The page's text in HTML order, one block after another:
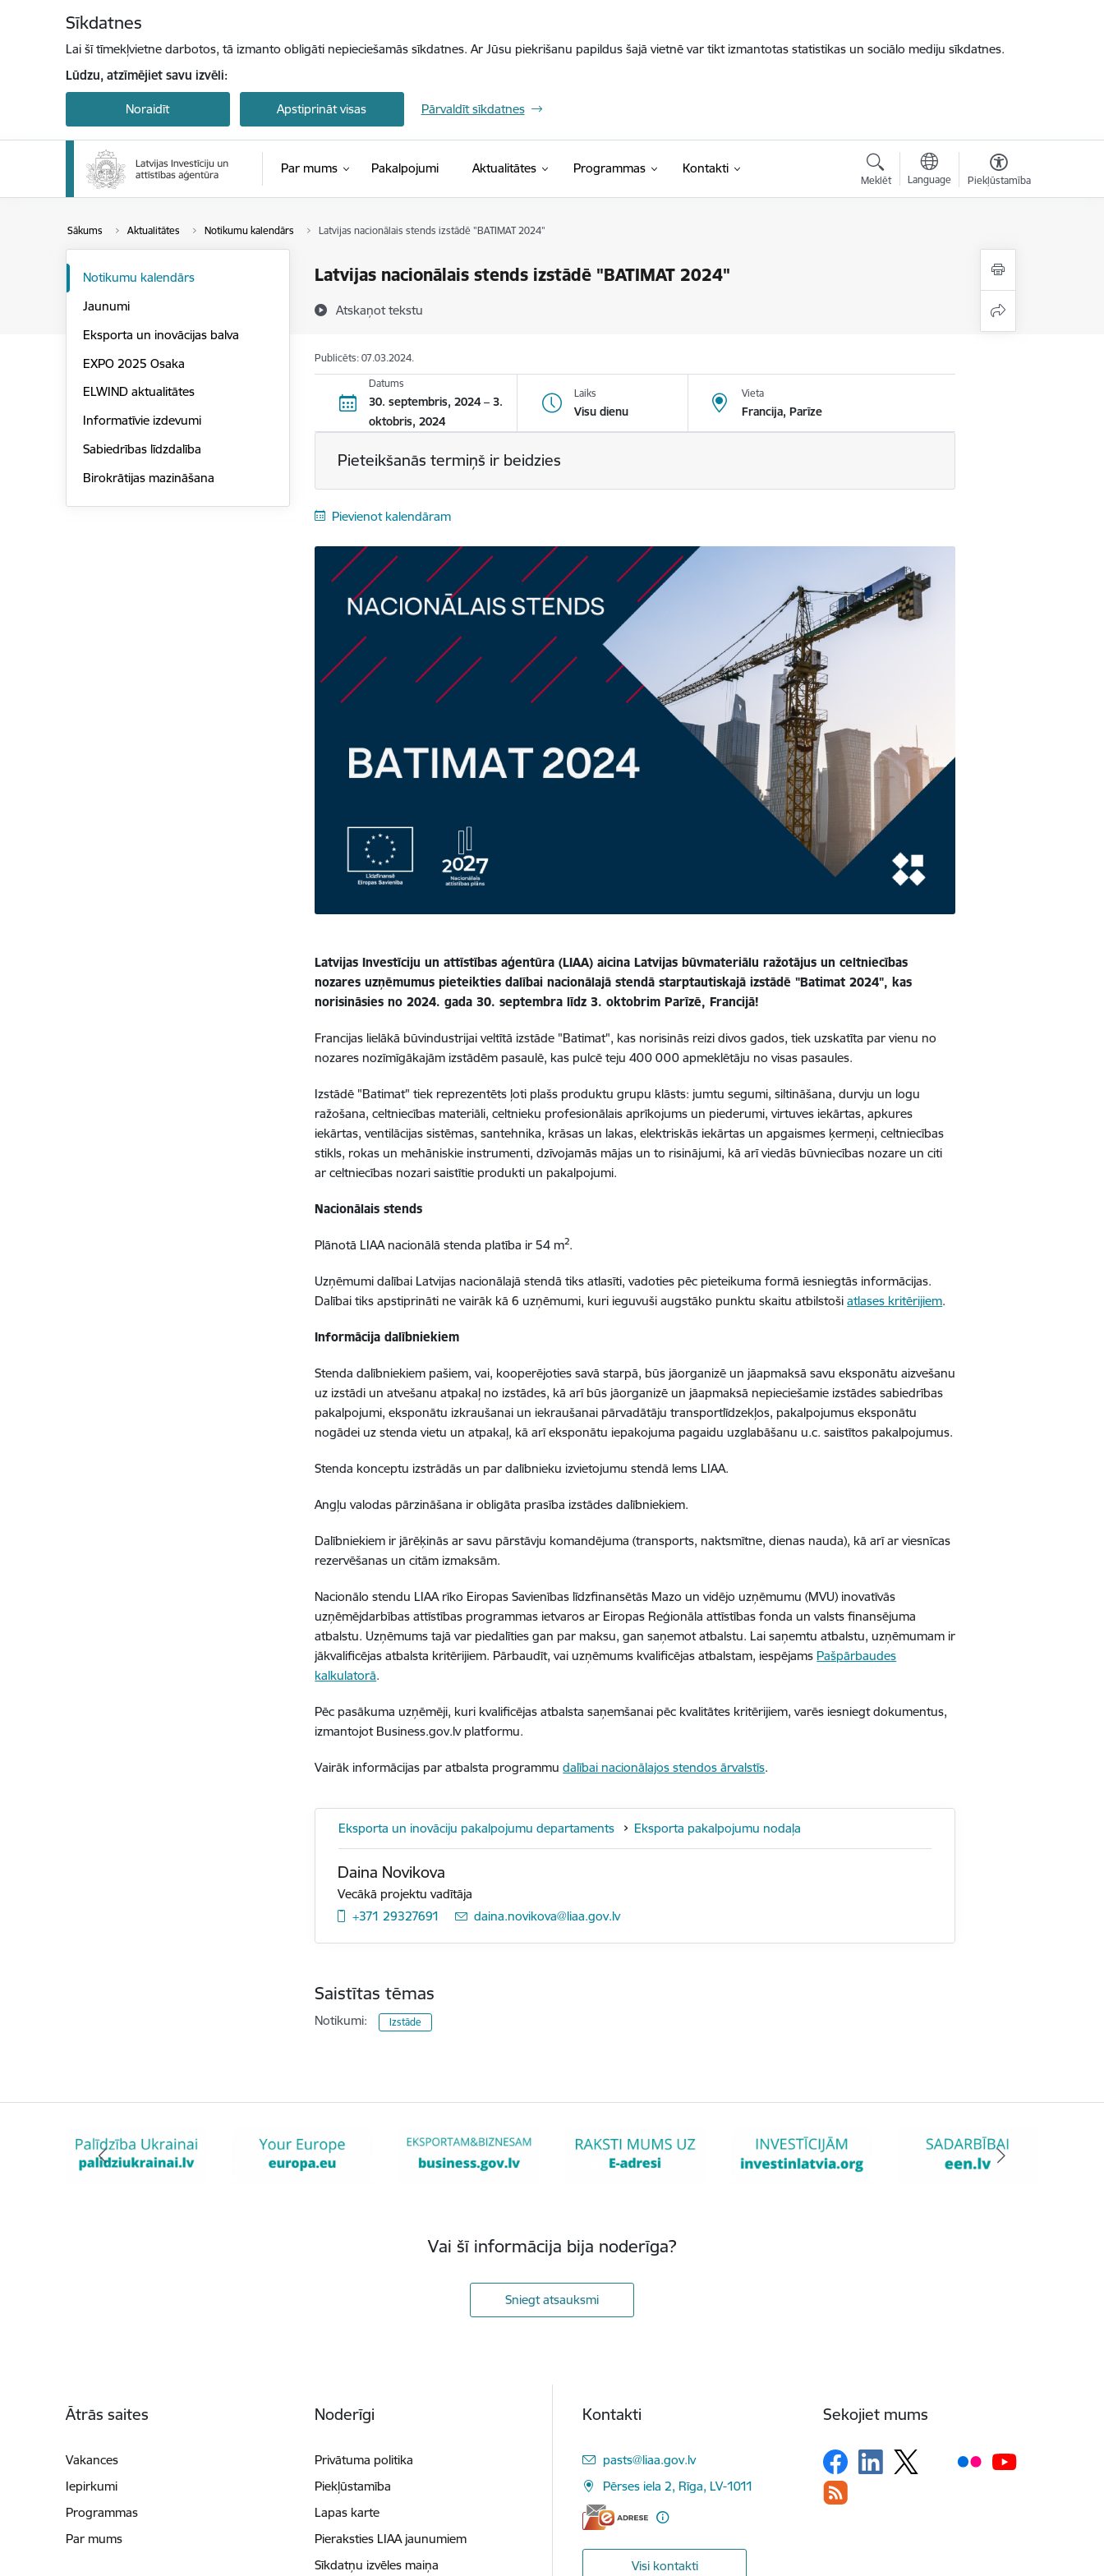
Sīkdatnes
Lai šī tīmekļvietne darbotos, tā izmanto obligāti nepieciešamās sīkdatnes. Ar Jūsu piekrišanu papildus šajā vietnē var tikt izmantotas statistikas un sociālo mediju sīkdatnes.
Lūdzu, atzīmējiet savu izvēli:
Noraidīt Apstiprināt visas Pārvaldīt sīkdatnes
Par mums Pakalpojumi Aktualitātes Programmas Kontakti
Meklēt Language Piekļūstamība
Sākums Aktualitātes Notikumu kalendārs Latvijas nacionālais stends izstādē "BATIMAT 2024"
Latvijas nacionālais stends izstādē "BATIMAT 2024"
Atskaņot tekstu
Notikumu kalendārs
Jaunumi
Eksporta un inovācijas balva
EXPO 2025 Osaka
ELWIND aktualitātes
Informatīvie izdevumi
Sabiedrības līdzdalība
Birokrātijas mazināšana
Publicēts: 07.03.2024.
Datums
30. septembris, 2024 – 3.
oktobris, 2024
Laiks
Visu dienu
Vieta
Francija, Parīze
Pieteikšanās termiņš ir beidzies
Pievienot kalendāram
Latvijas Investīciju un attīstības aģentūra (LIAA) aicina Latvijas būvmateriālu ražotājus un celtniecības
nozares uzņēmumus pieteikties dalībai nacionālajā stendā starptautiskajā izstādē "Batimat 2024", kas
norisināsies no 2024. gada 30. septembra līdz 3. oktobrim Parīzē, Francijā!
Francijas lielākā būvindustrijai veltītā izstāde "Batimat", kas norisinās reizi divos gados, tiek uzskatīta par vienu no
nozares nozīmīgākajām izstādēm pasaulē, kas pulcē teju 400 000 apmeklētāju no visas pasaules.
Izstādē "Batimat" tiek reprezentēts ļoti plašs produktu grupu klāsts: jumtu segumi, siltināšana, durvju un logu
ražošana, celtniecības materiāli, celtnieku profesionālais aprīkojums un piederumi, virtuves iekārtas, apkures
iekārtas, ventilācijas sistēmas, santehnika, krāsas un lakas, elektriskās iekārtas un apgaismes ķermeņi, celtniecības
stikls, rokas un mehāniskie instrumenti, dzīvojamās mājas un to risinājumi, kā arī viedās būvniecības nozare un citi
ar celtniecības nozari saistītie produkti un pakalpojumi.
Nacionālais stends
Plānotā LIAA nacionālā stenda platība ir 54 m2.
Uzņēmumi dalībai Latvijas nacionālajā stendā tiks atlasīti, vadoties pēc pieteikuma formā iesniegtās informācijas.
Dalībai tiks apstiprināti ne vairāk kā 6 uzņēmumi, kuri ieguvuši augstāko punktu skaitu atbilstošiatlases kritērijiem.
Informācija dalībniekiem
Stenda dalībniekiem pašiem, vai, kooperējoties savā starpā, būs jāorganizē un jāapmaksā savu eksponātu aizvešanu
uz izstādi un atvešanu atpakaļ no izstādes, kā arī būs jāorganizē un jāapmaksā nepieciešamie izstādes sabiedrības
pakalpojumi, eksponātu izkraušanai un iekraušanai pārvadātāju transportlīdzekļos, pakalpojumus eksponātu
nogādei uz stenda vietu un atpakaļ, kā arī eksponātu iepakojuma pagaidu uzglabāšanu u.c. saistītos pakalpojumus.
Stenda konceptu izstrādās un par dalībnieku izvietojumu stendā lems LIAA.
Angļu valodas pārzināšana ir obligāta prasība izstādes dalībniekiem.
Dalībniekiem ir jārēķinās ar savu pārstāvju komandējuma (transports, naktsmītne, dienas nauda), kā arī ar viesnīcas
rezervēšanas un citām izmaksām.
Nacionālo stendu LIAA rīko Eiropas Savienības līdzfinansētās Mazo un vidējo uzņēmumu (MVU) inovatīvās
uzņēmējdarbības attīstības programmas ietvaros ar Eiropas Reģionāla attīstības fonda un valsts finansējuma
atbalstu. Uzņēmums tajā var piedalīties gan par maksu, gan saņemot atbalstu. Lai saņemtu atbalstu, uzņēmumam ir
jākvalificējas atbalsta kritērijiem. Pārbaudīt, vai uzņēmums kvalificējas atbalstam, iespējams Pašpārbaudes
kalkulatorā.
Pēc pasākuma uzņēmēji, kuri kvalificējas atbalsta saņemšanai pēc kvalitātes kritērijiem, varēs iesniegt dokumentus,
izmantojot Business.gov.lv platformu.
Vairāk informācijas par atbalsta programmudalībai nacionālajos stendos ārvalstīs.
Eksporta un inovāciju pakalpojumu departaments Eksporta pakalpojumu nodaļa
Daina Novikova
Vecākā projektu vadītāja
+371 29327691
E-pasts:
daina.novikova@liaa.gov.lv
Saistītas tēmas
Notikumi: Izstāde
Vai šī informācija bija noderīga?
Sniegt atsauksmi
Ātrās saites
Vakances
Iepirkumi
Programmas
Par mums
Noderīgi
Privātuma politika
Piekļūstamība
Lapas karte
Pieraksties LIAA jaunumiem
Sīkdatņu izvēles maiņa
Kontakti
E-pasts:
pasts@liaa.gov.lv
Pērses iela 2, Rīga, LV-1011
Visi kontakti
Sekojiet mums